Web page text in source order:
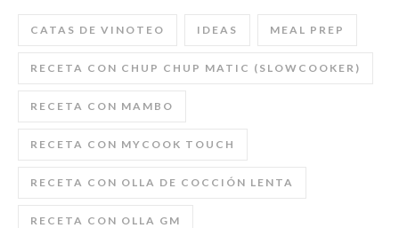
CATAS DE VINOTEO IDEAS MEAL PREP
RECETA CON CHUP CHUP MATIC (SLOWCOOKER)
RECETA CON MAMBO
RECETA CON MYCOOK TOUCH
RECETA CON OLLA DE COCCIÓN LENTA
RECETA CON OLLA GM